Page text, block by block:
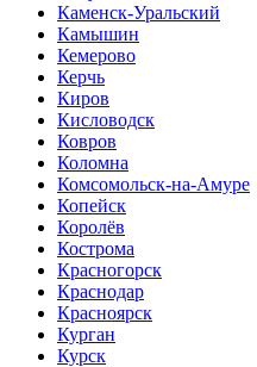
Каменск-Уральский
Камышин
Кемерово
Керчь
Киров
Кисловодск
Ковров
Коломна
Комсомольск-на-Амуре
Копейск
Королёв
Кострома
Красногорск
Краснодар
Красноярск
Курган
Курск